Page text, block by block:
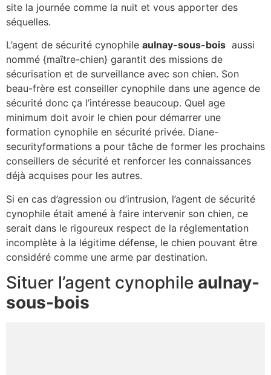
site la journée comme la nuit et vous apporter des
séquelles.
L’agent de sécurité cynophile aulnay-sous-bois aussi
nommé {maître-chien} garantit des missions de
sécurisation et de surveillance avec son chien. Son
beau-frère est conseiller cynophile dans une agence de
sécurité donc ça l’intéresse beaucoup. Quel age
minimum doit avoir le chien pour démarrer une
formation cynophile en sécurité privée. Diane-
securityformations a pour tâche de former les prochains
conseillers de sécurité et renforcer les connaissances
déjà acquises pour les autres.
Si en cas d’agression ou d’intrusion, l’agent de sécurité
cynophile était amené à faire intervenir son chien, ce
serait dans le rigoureux respect de la réglementation
incomplète à la légitime défense, le chien pouvant être
considéré comme une arme par destination.
Situer l’agent cynophile aulnay-
sous-bois